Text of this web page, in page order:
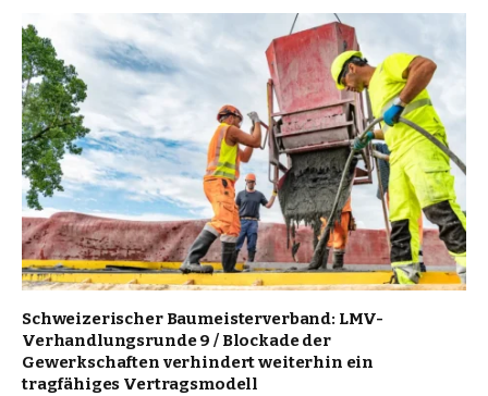
Schweizerischer Baumeisterverband: LMV-
Verhandlungsrunde 9 / Blockade der
Gewerkschaften verhindert weiterhin ein
tragfähiges Vertragsmodell